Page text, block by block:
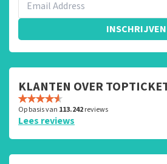
INSCHRIJVEN
KLANTEN OVER
Op basis van 113.242reviews
Lees reviews